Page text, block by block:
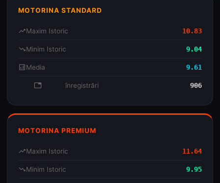
MOTORINA STANDARD
trending_upMaxim Istoric 10.83
trending_downMinim Istoric 9.04
analyticsMedia 9.61
database înregistrări 906
MOTORINA PREMIUM
trending_upMaxim Istoric 11.64
trending_downMinim Istoric 9.95